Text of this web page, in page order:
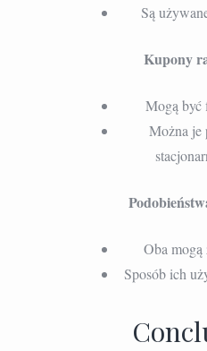
Są
Kupony
Mogą być
Można je
Oba
Sposób ich